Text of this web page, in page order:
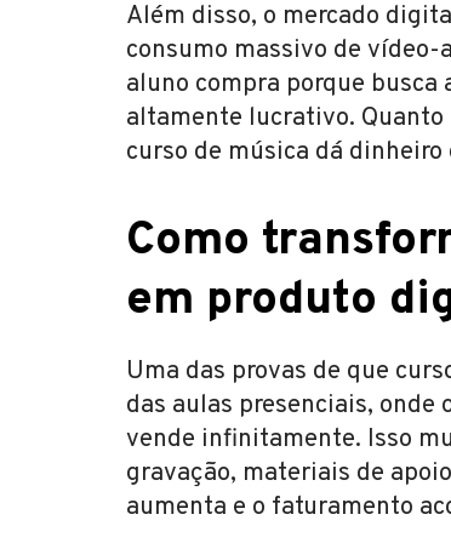
Além disso, o mercado
consumo massivo de
aluno compra porque
altamente lucrativo. Quanto
curso de música dá dinheiro
Como
em produto
Uma das provas de que
das aulas presenciais,
vende infinitamente. Isso
gravação, materiais de
aumenta e o faturamento